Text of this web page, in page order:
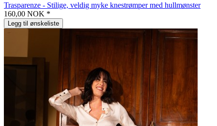
Trasparenze - Stilige, veldig myke knestrømper med hullmønster
160,00 NOK *
Legg til ønskeliste